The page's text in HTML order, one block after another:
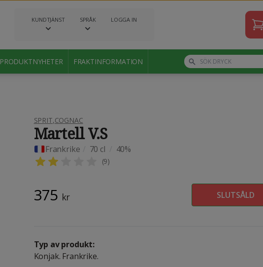
KUNDTJÄNST SPRÅK LOGGA IN
PRODUKTNYHETER FRAKTINFORMATION
SPRIT,COGNAC
Martell V.S
Frankrike 70 cl 40%
(9)
375 kr SLUTSÅLD
Typ av produkt:
Konjak. Frankrike.